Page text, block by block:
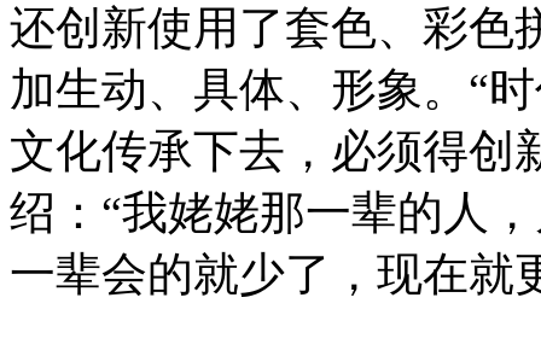
还创新使用了套色、彩色
加生动、具体、形象。“
文化传承下去，必须得创
绍：“我姥姥那一辈的人
一辈会的就少了，现在就